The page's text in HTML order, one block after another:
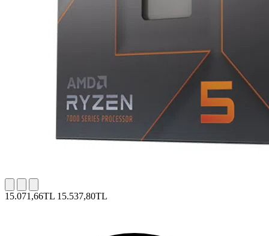
15.071,66TL 15.537,80TL